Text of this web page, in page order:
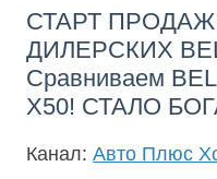
СТАРТ
ДИЛЕРСКИХ
Сравниваем
X50! СТАЛО
Канал:Авто Плюс